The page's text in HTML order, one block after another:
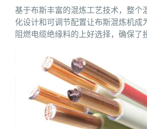
基于布斯丰富的混炼工艺技术，整个
化设计和可调节配置让布斯混炼机成
阻燃电缆绝缘料的上好选择，确保了